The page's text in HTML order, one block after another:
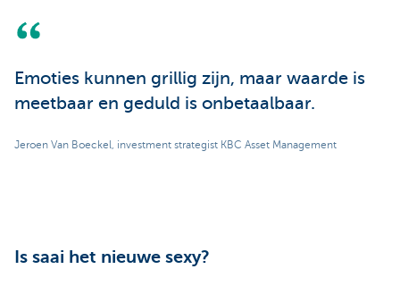
Emoties kunnen grillig zijn, maar waarde is
meetbaar en geduld is onbetaalbaar.
Jeroen Van Boeckel, investment strategist KBC Asset Management
Is saai het nieuwe sexy?